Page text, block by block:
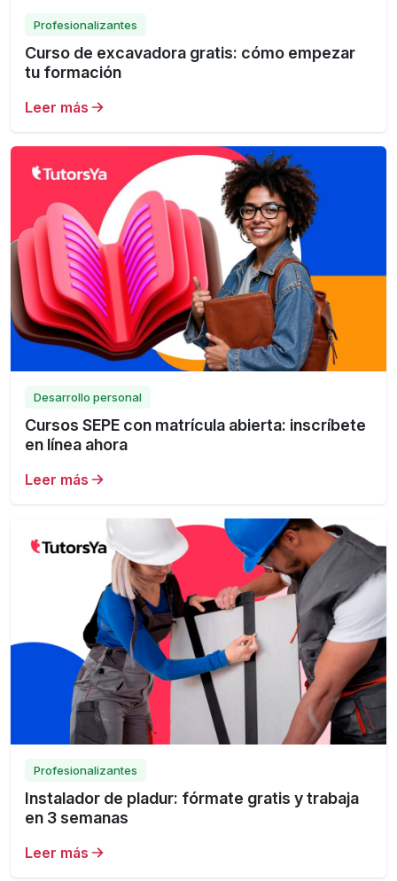
Profesionalizantes
Curso de excavadora gratis: cómo empezar
tu formación
Leer más
Desarrollo personal
Cursos SEPE con matrícula abierta: inscríbete
en línea ahora
Leer más
Profesionalizantes
Instalador de pladur: fórmate gratis y trabaja
en 3 semanas
Leer más